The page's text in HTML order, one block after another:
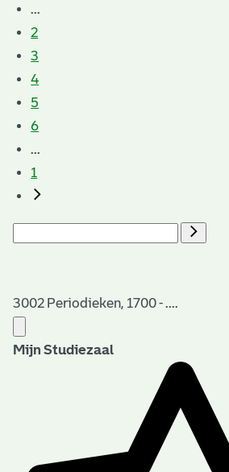
...
2
3
4
5
6
...
1
3002 Periodieken, 1700 - ....
Mijn Studiezaal